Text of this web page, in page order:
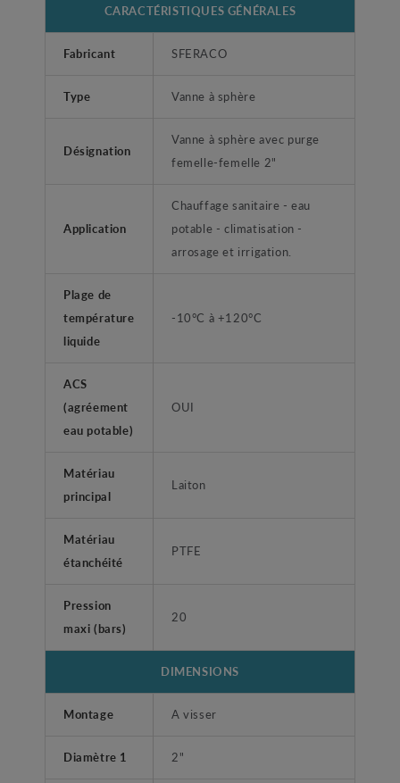
CARACTÉRISTIQUES GÉNÉRALES
Fabricant SFERACO
Type Vanne à sphère
Désignation
Vanne à sphère avec purge
femelle-femelle 2"
Application
Chauffage sanitaire - eau
potable - climatisation -
arrosage et irrigation.
Plage de
température
liquide
-10°C à +120°C
ACS
(agréement
eau potable)
OUI
Matériau
principal
Laiton
Matériau
étanchéité
PTFE
Pression
maxi (bars)
20
DIMENSIONS
Montage A visser
Diamètre 1 2"